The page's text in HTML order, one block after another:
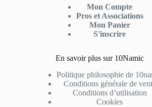
Mon Compte
Pros et Associations
Mon Panier
S'inscrire
En savoir plus sur 10Namic
Politique philosophie de
Conditions générale de
Conditions d’utilisation
Cookies